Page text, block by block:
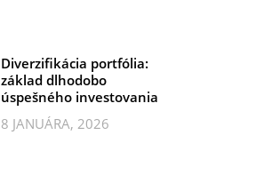
Diverzifikácia portfólia:
základ dlhodobo
úspešného investovania
8 JANUÁRA, 2026